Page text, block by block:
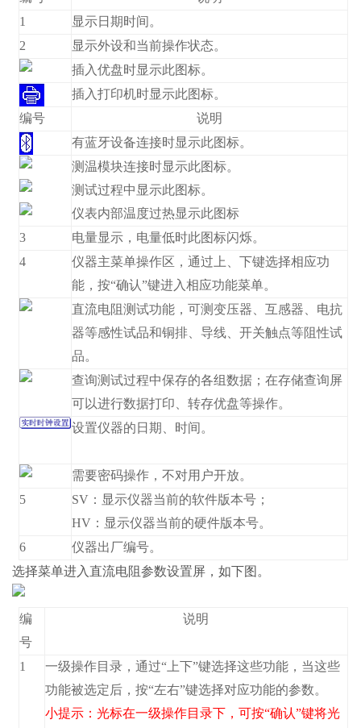
1
显示日期时间。
2
显示外设和当前操作状态。
插入优盘时显示此图标。
插入打印机时显示此图标。
编号
说明
有蓝牙设备连接时显示此图标。
测温模块连接时显示此图标。
测试过程中显示此图标。
仪表内部温度过热显示此图标
3
电量显示，电量低时此图标闪烁。
4
仪器主菜单操作区，通过上、下键选择相应功
能，按“确认”键进入相应功能菜单。
直流电阻测试功能，可测变压器、互感器、电抗
器等感性试品和铜排、导线、开关触点等阻性试
品。
查询测试过程中保存的各组数据；在存储查询屏
可以进行数据打印、转存优盘等操作。
设置仪器的日期、时间。
需要密码操作，不对用户开放。
5
SV：显示仪器当前的软件版本号；
HV：显示仪器当前的硬件版本号。
6
仪器出厂编号。
选择菜单进入直流电阻参数设置屏，如下图。
编
号
说明
1
一级操作目录，通过“上下”键选择这些功能，当这些
功能被选定后，按“左右”键选择对应功能的参数。
小提示：光标在一级操作目录下，可按“确认”键将光